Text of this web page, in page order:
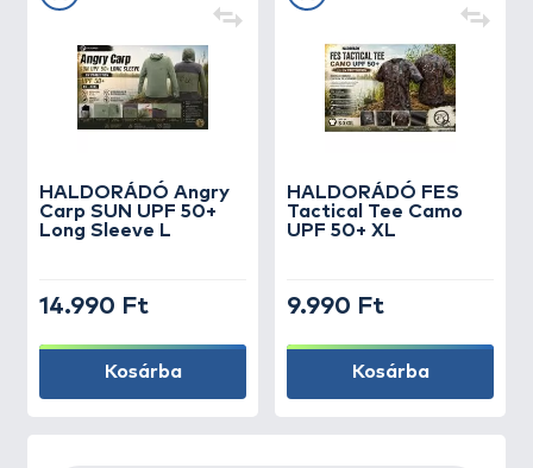
HALDORÁDÓ Angry
Carp SUN UPF 50+
Long Sleeve L
14.990 Ft
Kosárba
HALDORÁDÓ FES
Tactical Tee Camo
UPF 50+ XL
9.990 Ft
Kosárba